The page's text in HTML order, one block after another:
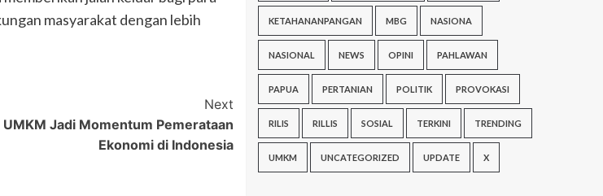
masyarakat dengan lebih
Next
Jadi Momentum Pemerataan
Ekonomi di Indonesia
KETAHANANPANGAN MBG NASIONA
NASIONAL NEWS OPINI PAHLAWAN
PAPUA PERTANIAN POLITIK PROVOKASI
RILIS RILLIS SOSIAL TERKINI TRENDING
UMKM UNCATEGORIZED UPDATE X